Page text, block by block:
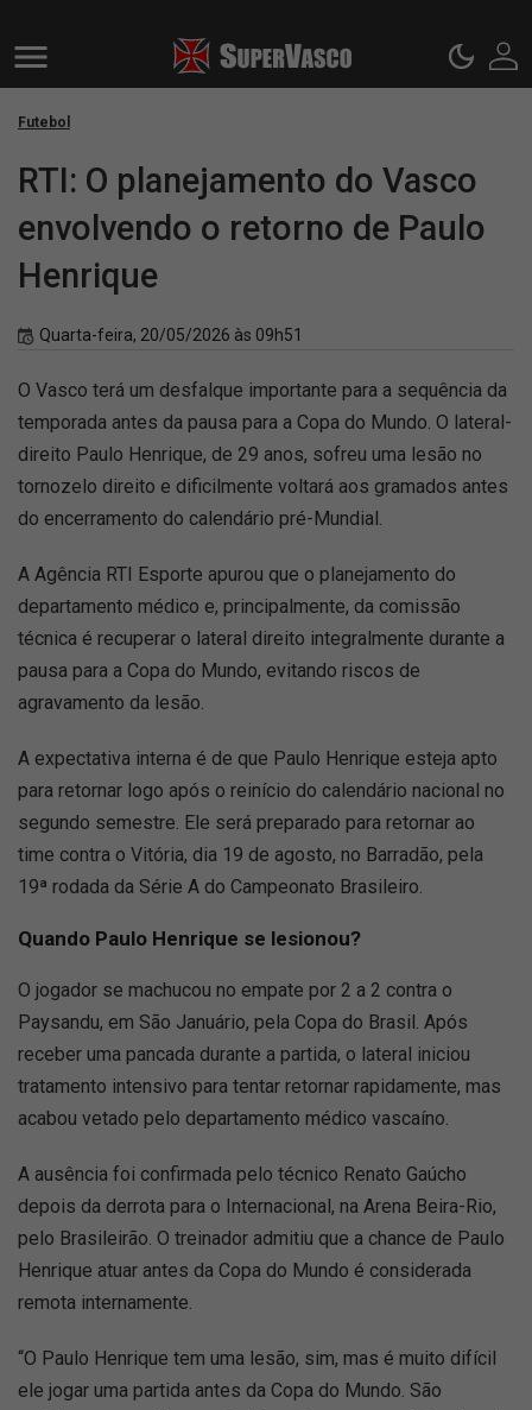
Futebol
RTI: O planejamento do Vasco
envolvendo o retorno de Paulo
Henrique
Quarta-feira, 20/05/2026 às 09h51
O Vasco terá um desfalque importante para a sequência da
temporada antes da pausa para a Copa do Mundo. O lateral-
direito Paulo Henrique, de 29 anos, sofreu uma lesão no
tornozelo direito e dificilmente voltará aos gramados antes
do encerramento do calendário pré-Mundial.
A Agência RTI Esporte apurou que o planejamento do
departamento médico e, principalmente, da comissão
técnica é recuperar o lateral direito integralmente durante a
pausa para a Copa do Mundo, evitando riscos de
agravamento da lesão.
A expectativa interna é de que Paulo Henrique esteja apto
para retornar logo após o reinício do calendário nacional no
segundo semestre. Ele será preparado para retornar ao
time contra o Vitória, dia 19 de agosto, no Barradão, pela
19ª rodada da Série A do Campeonato Brasileiro.
Quando Paulo Henrique se lesionou?
O jogador se machucou no empate por 2 a 2 contra o
Paysandu, em São Januário, pela Copa do Brasil. Após
receber uma pancada durante a partida, o lateral iniciou
tratamento intensivo para tentar retornar rapidamente, mas
acabou vetado pelo departamento médico vascaíno.
A ausência foi confirmada pelo técnico Renato Gaúcho
depois da derrota para o Internacional, na Arena Beira-Rio,
pelo Brasileirão. O treinador admitiu que a chance de Paulo
Henrique atuar antes da Copa do Mundo é considerada
remota internamente.
“O Paulo Henrique tem uma lesão, sim, mas é muito difícil
ele jogar uma partida antes da Copa do Mundo. São